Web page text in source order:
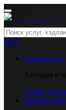
Вход
Активность
Авторам и
Общая лента